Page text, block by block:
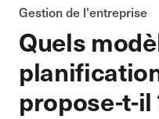
Quels
propose-t-il
Gestion de l'entreprise